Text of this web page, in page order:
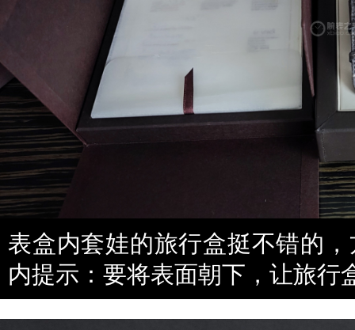
表盒内套娃的旅行盒挺不错的
内提示：要将表面朝下，让旅行